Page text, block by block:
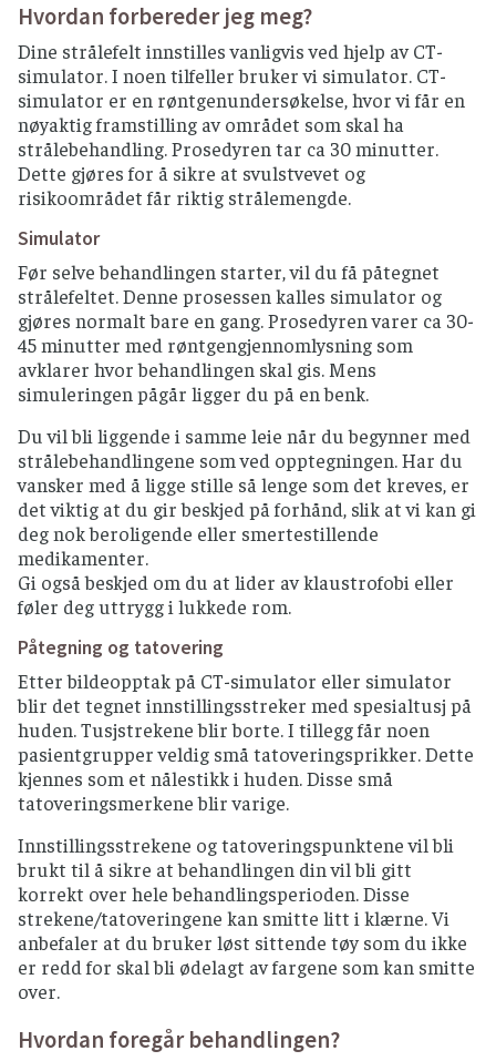
Hvordan forbereder jeg meg?
Dine strålefelt innstilles vanligvis ved hjelp av CT-
simulator. I noen tilfeller bruker vi simulator. CT-
simulator er en røntgenundersøkelse, hvor vi får en
nøyaktig framstilling av området som skal ha
strålebehandling. Prosedyren tar ca 30 minutter.
Dette gjøres for å sikre at svulstvevet og
risikoområdet får riktig strålemengde.
Simulator
Før selve behandlingen starter, vil du få påtegnet
strålefeltet. Denne prosessen kalles simulator og
gjøres normalt bare en gang. Prosedyren varer ca 30-
45 minutter med røntgengjennomlysning som
avklarer hvor behandlingen skal gis. Mens
simuleringen pågår ligger du på en benk.
Du vil bli liggende i samme leie når du begynner med
strålebehandlingene som ved opptegningen. Har du
vansker med å ligge stille så lenge som det kreves, er
det viktig at du gir beskjed på forhånd, slik at vi kan gi
deg nok beroligende eller smertestillende
medikamenter.
Gi også beskjed om du at lider av klaustrofobi eller
føler deg uttrygg i lukkede rom.
Påtegning og tatovering
Etter bildeopptak på CT-simulator eller simulator
blir det tegnet innstillingsstreker med spesialtusj på
huden. Tusjstrekene blir borte. I tillegg får noen
pasientgrupper veldig små tatoveringsprikker. Dette
kjennes som et nålestikk i huden. Disse små
tatoveringsmerkene blir varige.
Innstillingsstrekene og tatoveringspunktene vil bli
brukt til å sikre at behandlingen din vil bli gitt
korrekt over hele behandlingsperioden. Disse
strekene/tatoveringene kan smitte litt i klærne. Vi
anbefaler at du bruker løst sittende tøy som du ikke
er redd for skal bli ødelagt av fargene som kan smitte
over.
Hvordan foregår behandlingen?